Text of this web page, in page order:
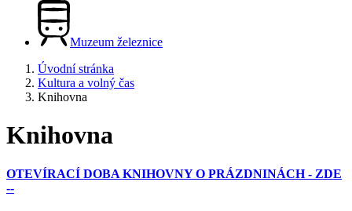
Muzeum železnice
Úvodní stránka
Kultura a volný čas
Knihovna
Knihovna
OTEVÍRACÍ DOBA KNIHOVNY O PRÁZDNINÁCH - ZDE
--